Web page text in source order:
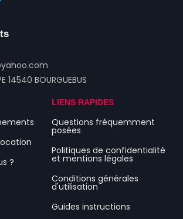
14540 BOURGUEBUS
?
LIENS RAPIDES
Questions fréquemment
posées
Politiques de confidentialité
et mentions légales
Conditions générales
d'utilisation
Guides instructions